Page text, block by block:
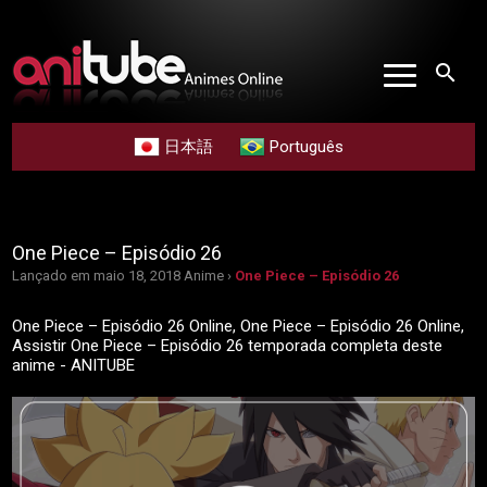
search
日本語 Português
One Piece – Episódio 26
Lançado em maio 18, 2018 Anime › One Piece – Episódio 26
One Piece – Episódio 26 Online, One Piece – Episódio 26 Online,
Assistir One Piece – Episódio 26 temporada completa deste
anime - ANITUBE